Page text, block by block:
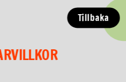
Tillbaka